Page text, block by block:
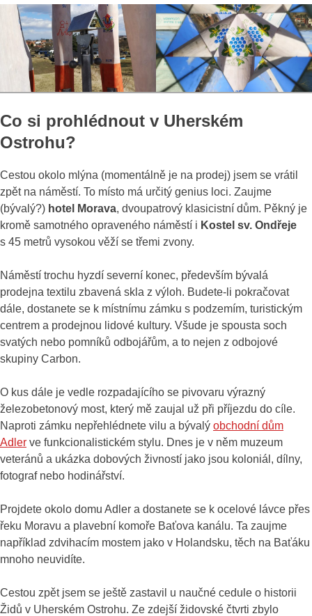
Co si prohlédnout v Uherském
Ostrohu?
Cestou okolo mlýna (momentálně je na prodej) jsem se vrátil
zpět na náměstí. To místo má určitý genius loci. Zaujme
(bývalý?) hotel Morava, dvoupatrový klasicistní dům. Pěkný je
kromě samotného opraveného náměstí i Kostel sv. Ondřeje
s 45 metrů vysokou věží se třemi zvony.
Náměstí trochu hyzdí severní konec, především bývalá
prodejna textilu zbavená skla z výloh. Budete-li pokračovat
dále, dostanete se k místnímu zámku s podzemím, turistickým
centrem a prodejnou lidové kultury. Všude je spousta soch
svatých nebo pomníků odbojářům, a to nejen z odbojové
skupiny Carbon.
O kus dále je vedle rozpadajícího se pivovaru výrazný
železobetonový most, který mě zaujal už při příjezdu do cíle.
Naproti zámku nepřehlédnete vilu a bývalý obchodní dům
Adler ve funkcionalistickém stylu. Dnes je v něm muzeum
veteránů a ukázka dobových živností jako jsou koloniál, dílny,
fotograf nebo hodinářství.
Projdete okolo domu Adler a dostanete se k ocelové lávce přes
řeku Moravu a plavební komoře Baťova kanálu. Ta zaujme
například zdvihacím mostem jako v Holandsku, těch na Baťáku
mnoho neuvidíte.
Cestou zpět jsem se ještě zastavil u naučné cedule o historii
Židů v Uherském Ostrohu. Ze zdejší židovské čtvrti zbylo